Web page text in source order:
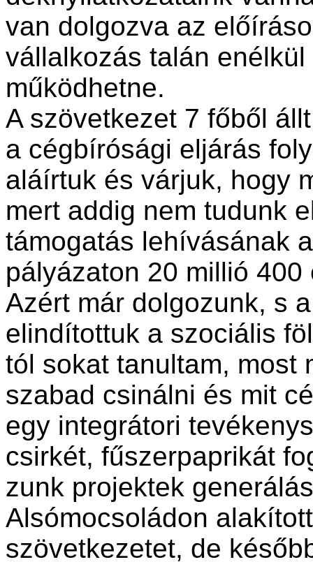
van dolgozva az
vál­lalkozás talán
működhetne.
A szövetkezet 7 főből
a cégbírósági eljárás
aláírtuk és várjuk, hogy
mert addig nem tudunk
támogatás lehívásának
pályázaton 20 millió
Azért már dolgozunk, s
elindítottuk a szociális
tól sokat tanultam, most
szabad csinálni és mit
egy integrátori
csirkét, fűszerpaprikát
zunk projektek
Alsómocsoládon
szövetkeze­tet, de